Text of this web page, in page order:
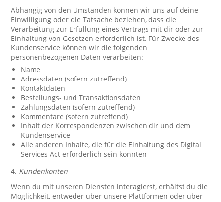
Abhängig von den Umständen können wir uns auf deine
Einwilligung oder die Tatsache beziehen, dass die
Verarbeitung zur Erfüllung eines Vertrags mit dir oder zur
Einhaltung von Gesetzen erforderlich ist. Für Zwecke des
Kundenservice können wir die folgenden
personenbezogenen Daten verarbeiten:
Name
Adressdaten (sofern zutreffend)
Kontaktdaten
Bestellungs- und Transaktionsdaten
Zahlungsdaten (sofern zutreffend)
Kommentare (sofern zutreffend)
Inhalt der Korrespondenzen zwischen dir und dem
Kundenservice
Alle anderen Inhalte, die für die Einhaltung des Digital
Services Act erforderlich sein könnten
4. Kundenkonten
Wenn du mit unseren Diensten interagierst, erhältst du die
Möglichkeit, entweder über unsere Plattformen oder über